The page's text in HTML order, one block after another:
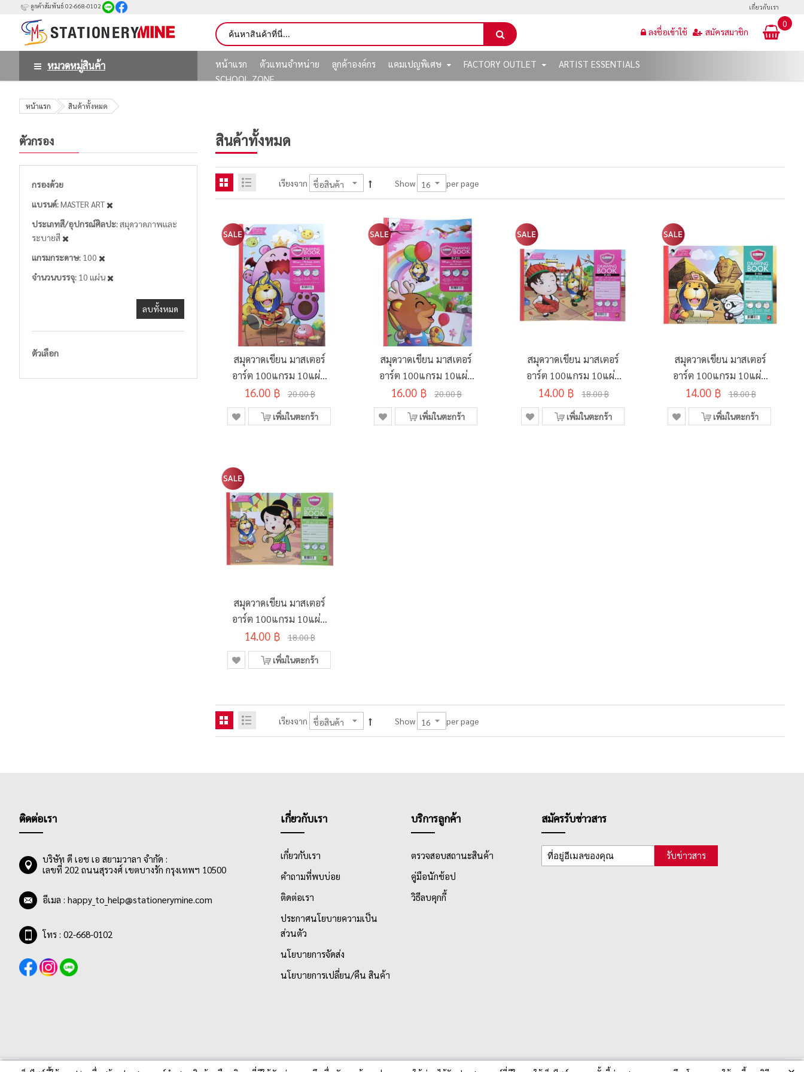
ลูกค้าสัมพันธ์ 02-668-0102 เกี่ยวกับเรา
0
ลงชื่อเข้าใช้ สมัครสมาชิก
หมวดหมู่สินค้า หน้าแรก ตัวแทนจำหน่าย ลูกค้าองค์กร แคมเปญพิเศษ FACTORY OUTLET
ARTIST ESSENTIALS
SCHOOL ZONE
หน้าแรก สินค้าทั้งหมด
สินค้าทั้งหมด
เรียงจาก Show per page
สมุดวาดเขียน มาสเตอร์
อาร์ต 100แกรม 10แผ่น
รุ่น D-212 คละลาย
260x375มม.
16.00 ฿ 20.00 ฿
เพิ่มในตะกร้า
สมุดวาดเขียน มาสเตอร์
อาร์ต 100แกรม 10แผ่น
รุ่น D-213 คละลาย
260x375มม.
16.00 ฿ 20.00 ฿
เพิ่มในตะกร้า
สมุดวาดเขียน มาสเตอร์
อาร์ต 100แกรม 10แผ่น
รุ่น D-402 คละลาย
210x297มม.
14.00 ฿ 18.00 ฿
เพิ่มในตะกร้า
สมุดวาดเขียน มาสเตอร์
อาร์ต 100แกรม 10แผ่น
รุ่น D-403 คละลาย
210x297มม.
14.00 ฿ 18.00 ฿
เพิ่มในตะกร้า
สมุดวาดเขียน มาสเตอร์
อาร์ต 100แกรม 10แผ่น
รุ่น D-404 คละลาย
210x297มม.
14.00 ฿ 18.00 ฿
เพิ่มในตะกร้า
เรียงจาก Show per page
ตัวกรอง
กรองด้วย
แบรนด์ MASTER ART
ประเภทสี/อุปกรณ์ศิลปะ สมุดวาดภาพและ
ระบายสี
แกรมกระดาษ 100
จำนวนบรรจุ 10 แผ่น
ลบทั้งหมด
ตัวเลือก
ติดต่อเรา
บริษัท ดี เอช เอ สยามวาลา จำกัด :
เลขที่ 202 ถนนสุรวงศ์ เขตบางรัก กรุงเทพฯ 10500
อีเมล : happy_to_help@stationerymine.com
โทร : 02-668-0102
เกี่ยวกับเรา
เกี่ยวกับเรา
คำถามที่พบบ่อย
ติดต่อเรา
ประกาศนโยบายความเป็น
ส่วนตัว
นโยบายการจัดส่ง
นโยบายการเปลี่ยน/คืน สินค้า
บริการลูกค้า
ตรวจสอบสถานะสินค้า
คู่มือนักช้อป
วิธีลบคุกกี้
สมัครรับข่าวสาร
รับข่าวสาร